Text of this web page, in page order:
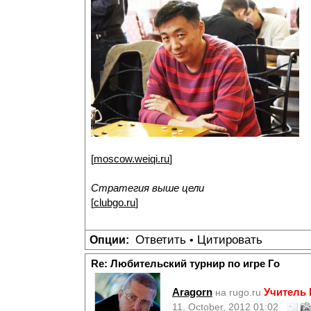
[moscow.weiqi.ru]
Стратегия выше цели
[clubgo.ru]
Опции: Ответить • Цитировать
Re: Любительский турнир по игре Го
Aragorn на rugo.ru Учитель
11, October, 2012 01:02